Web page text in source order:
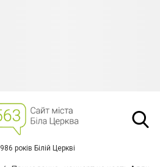
986 років Білій Церкві